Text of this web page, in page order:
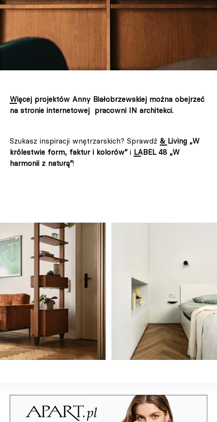
Więcej projektów Anny Białobrzewskiej można obejrzeć
na stronie internetowej pracowni IN architekci.
Szukasz inspiracji wnętrzarskich? Sprawdź & Living „W
królestwie form, faktur i kolorów” i LABEL 48 „W
harmonii z naturą”!